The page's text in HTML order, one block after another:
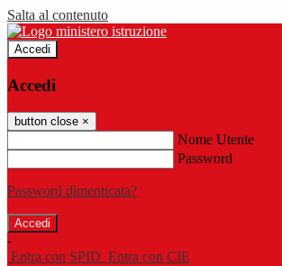
Salta al contenuto
Accedi
Accedi
button close ×
Nome Utente
Password
Password dimenticata?
-
Entra con SPID Entra con CIE